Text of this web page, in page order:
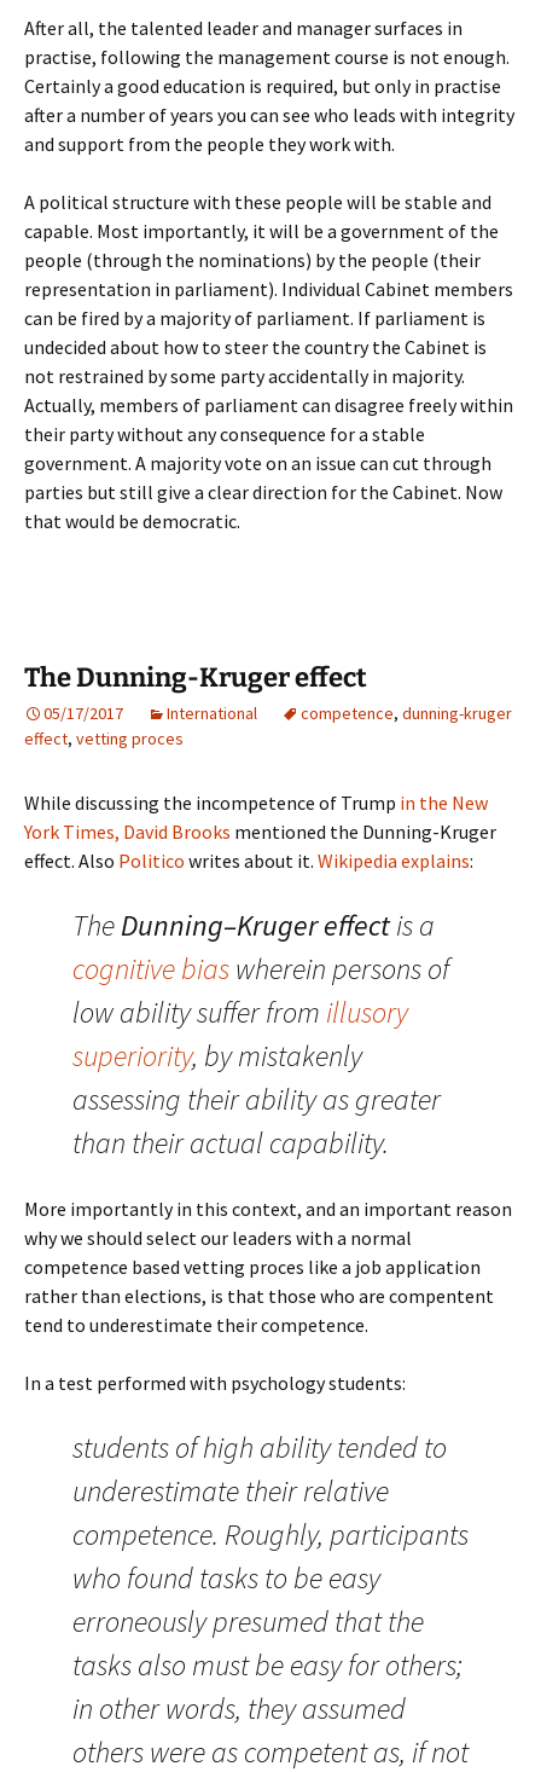
After all, the talented leader and manager surfaces in
practise, following the management course is not enough.
Certainly a good education is required, but only in practise
after a number of years you can see who leads with integrity
and support from the people they work with.
A political structure with these people will be stable and
capable. Most importantly, it will be a government of the
people (through the nominations) by the people (their
representation in parliament). Individual Cabinet members
can be fired by a majority of parliament. If parliament is
undecided about how to steer the country the Cabinet is
not restrained by some party accidentally in majority.
Actually, members of parliament can disagree freely within
their party without any consequence for a stable
government. A majority vote on an issue can cut through
parties but still give a clear direction for the Cabinet. Now
that would be democratic.
The Dunning-Kruger effect
05/17/2017 International competence, dunning-kruger
effect, vetting proces
While discussing the incompetence of Trump in the New
York Times, David Brooks mentioned the Dunning-Kruger
effect. Also Politico writes about it. Wikipedia explains:
TheDunning–Kruger effectis a
cognitive biaswherein persons of
low ability suffer from illusory
superiority, by mistakenly
assessing their ability as greater
than their actual capability.
More importantly in this context, and an important reason
why we should select our leaders with a normal
competence based vetting proces like a job application
rather than elections, is that those who are compentent
tend to underestimate their competence.
In a test performed with psychology students:
students of high ability tended to
underestimate their relative
competence. Roughly, participants
who found tasks to be easy
erroneously presumed that the
tasks also must be easy for others;
in other words, they assumed
others were as competent as, if not